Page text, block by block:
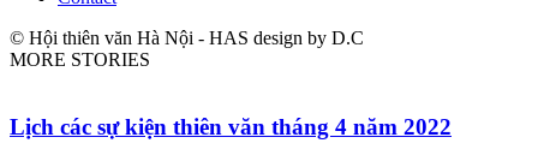
© Hội thiên văn Hà Nội - HAS design by D.C
MORE STORIES
Lịch các sự kiện thiên văn tháng 4 năm 2022